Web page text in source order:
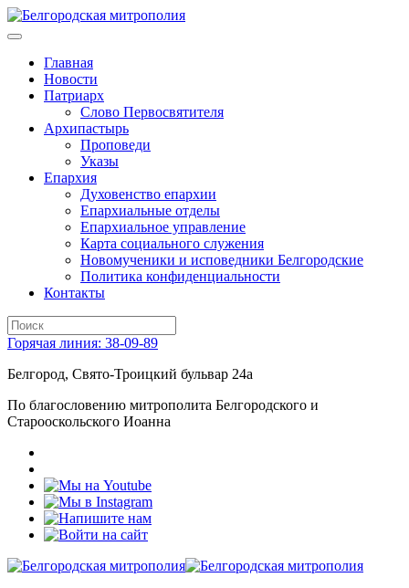
Главная
Новости
Патриарх
Слово Первосвятителя
Архипастырь
Проповеди
Указы
Епархия
Духовенство епархии
Епархиальные отделы
Епархиальное управление
Карта социального служения
Новомученики и исповедники Белгородские
Политика конфиденциальности
Контакты
Горячая линия: 38-09-89
Белгород, Свято-Троицкий бульвар 24а
По благословению митрополита Белгородского и
Старооскольского Иоанна